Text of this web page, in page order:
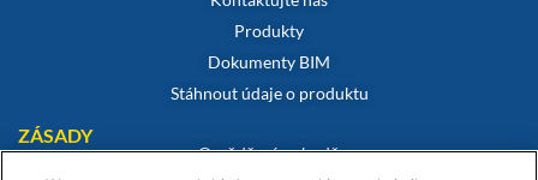
Produkty
Dokumenty BIM
Stáhnout údaje o produktu
ZÁSADY
Osvědčení o shodě